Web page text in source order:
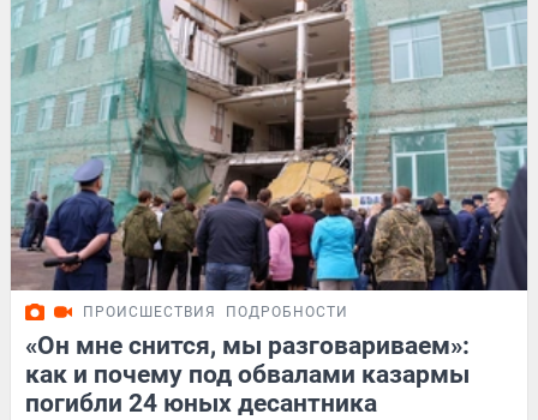
ПРОИСШЕСТВИЯ ПОДРОБНОСТИ
«Он мне снится, мы разговариваем»:
как и почему под обвалами казармы
погибли 24 юных десантника